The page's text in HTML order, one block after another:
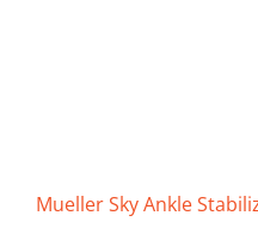
Mueller Sky Ankle